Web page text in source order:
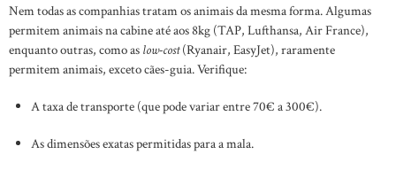
Nem todas as companhias tratam os animais da mesma forma. Algumas
permitem animais na cabine até aos 8kg (TAP, Lufthansa, Air France),
enquanto outras, como as low-cost(Ryanair, EasyJet), raramente
permitem animais, exceto cães-guia. Verifique:
A taxa de transporte (que pode variar entre 70€ a 300€).
As dimensões exatas permitidas para a mala.